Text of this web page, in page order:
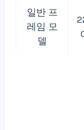
일반 프
레임 모
델